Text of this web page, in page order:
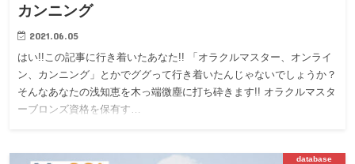
カンニング
2021.06.05
はい!!この記事に行き着いたあなた!! 「オラクルマスター、オンライ
ン、カンニング」とかでググって行き着いたんじゃないでしょうか？
そんなあなたの浅知恵を木っ端微塵に打ち砕きます!! オラクルマスタ
ーブロンズ資格を保有す…
database